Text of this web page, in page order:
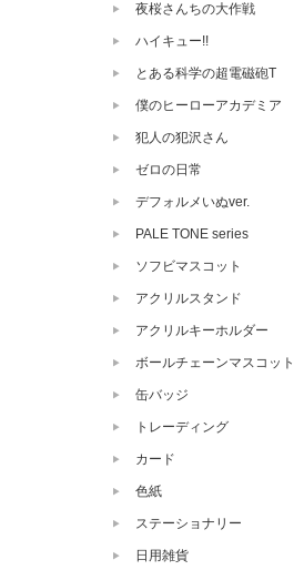
夜桜さんちの大作戦
ハイキュー!!
とある科学の超電磁砲T
僕のヒーローアカデミア
犯人の犯沢さん
ゼロの日常
デフォルメいぬver.
PALE TONE series
ソフビマスコット
アクリルスタンド
アクリルキーホルダー
ボールチェーンマスコット
缶バッジ
トレーディング
カード
色紙
ステーショナリー
日用雑貨